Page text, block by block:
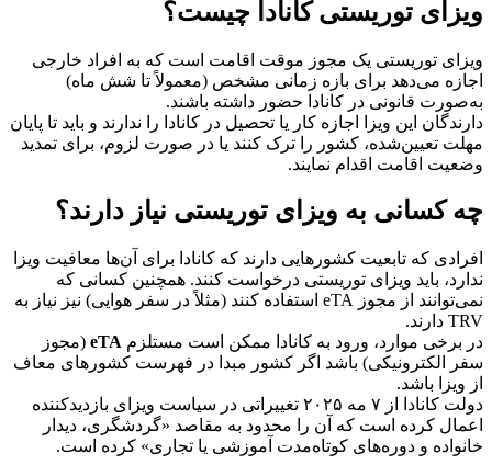
ویزای توریستی کانادا چیست؟
ویزای توریستی یک مجوز موقت اقامت است که به افراد خارجی
اجازه می‌دهد برای بازه زمانی مشخص (معمولاً تا شش ماه)
به‌صورت قانونی در کانادا حضور داشته باشند.
دارندگان این ویزا اجازه کار یا تحصیل در کانادا را ندارند و باید تا پایان
مهلت تعیین‌شده، کشور را ترک کنند یا در صورت لزوم، برای تمدید
وضعیت اقامت اقدام نمایند.
چه کسانی به ویزای توریستی نیاز دارند؟
افرادی که تابعیت کشورهایی دارند که کانادا برای آن‌ها معافیت ویزا
ندارد، باید ویزای توریستی درخواست کنند. همچنین کسانی که
نمی‌توانند از مجوز eTA استفاده کنند (مثلاً در سفر هوایی) نیز نیاز به
TRV دارند.
در برخی موارد، ورود به کانادا ممکن است مستلزم eTA (مجوز
سفر الکترونیکی) باشد اگر کشور مبدا در فهرست کشورهای معاف
از ویزا باشد.
دولت کانادا از ۷ مه ۲۰۲۵ تغییراتی در سیاست ویزای بازدیدکننده
اعمال کرده است که آن را محدود به مقاصد «گردشگری، دیدار
خانواده و دوره‌های کوتاه‌مدت آموزشی یا تجاری» کرده است.